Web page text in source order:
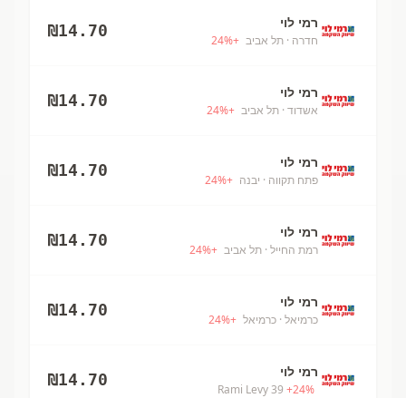
רמי לוי
חדרה · תל אביב +
24%
₪14.70
רמי לוי
אשדוד · תל אביב +
24%
₪14.70
רמי לוי
פתח תקווה · יבנה +
24%
₪14.70
רמי לוי
רמת החייל · תל אביב +
24%
₪14.70
רמי לוי
כרמיאל · כרמיאל +
24%
₪14.70
רמי לוי
Rami Levy 39 +24%
₪14.70